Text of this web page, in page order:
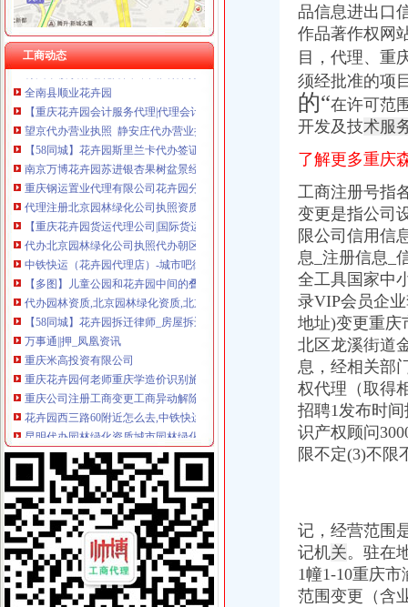
工商动态
花卉园艺公司注册流程及费用（西安创业新政策）
提供园林绿化资质代办
青州市楼镇春瑞花卉园-中国园林网会员认证
全南县顺业花卉园
望京代办营业执照 静安庄代办营业执照 朝区代办营业执照
【58同城】花卉园斯里兰卡代办签证|花卉园斯里兰卡出国签证|花卉园
重庆钢运置业代理有限公司花卉园分公司_重庆市_渝北区_企业在线
代办北京园林绿化公司执照代办朝区的园林绿化_周边服务栏目_机电
中铁快运（花卉园代理店）-城市吧街景地图
【多图】儿童公园和花卉园中间的叠拼房半山花园精装修拎包入住安
代办园林资质,北京园林绿化资质,北京园林资质代办-一般商务
【58同城】花卉园拆迁律师_房屋拆迁/土地征收_拆迁纠纷律师
重庆花卉园何老师重庆学造价识别施工现场_志趣网
重庆公司注册工商变更工商异动解除法律顾问【今日推荐网-重庆工商/
花卉园西三路60附近怎么去,中铁快运（花卉园代理店）的地址,地图
上海怎么注册花卉园艺有限公司
桶装水配送电话|花卉园桶装水|昶勋商贸水连
北碚城南新区公司注册、变更、注销、转让、一般纳税人【今日推荐网
【重庆中国移动通信华渝代理店（武陵路）酒店】重庆中国移动通信华
大河花卉宠物园-搜百科
2017年微型企业培训代理服务机构采购（17C0805）采购公告_中国招
晨报万事通_新浪新闻
重庆衍熹三六五房地产经纪有限公司_【电话地址_招聘信息_注册信息_
晨报万事通_新浪新闻
品信息进出口
作品著作权网
目，代理、重
须经批准的项
的“在许可范
开发及技术服
了解更多重庆
工商注册号指
变更是指公司
限公司信用信
息_注册信息_
全工具国家中
录VIP会员企
地址)变更重庆
北区龙溪街道
息，经相关部
权代理（取得
招聘1发布时
识产权顾问
限不定(3)不限
记，经营范围
记机关。 驻在
1幢1-10重庆
范围变更（含